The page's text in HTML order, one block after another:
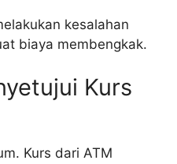
kesalahan
biaya membengkak.
Kurs
Kurs dari ATM